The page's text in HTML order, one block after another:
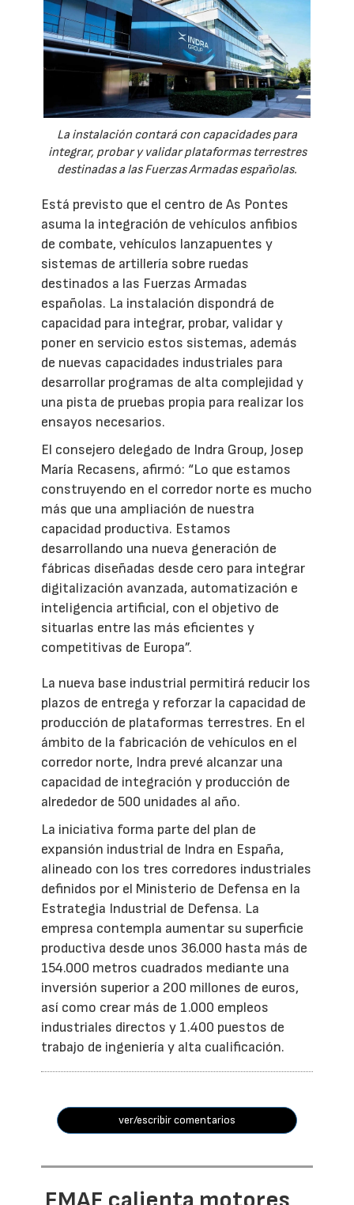
La instalación contará con capacidades para
integrar, probar y validar plataformas terrestres
destinadas a las Fuerzas Armadas españolas.
Está previsto que el centro de As Pontes
asuma la integración de vehículos anfibios
de combate, vehículos lanzapuentes y
sistemas de artillería sobre ruedas
destinados a las Fuerzas Armadas
españolas. La instalación dispondrá de
capacidad para integrar, probar, validar y
poner en servicio estos sistemas, además
de nuevas capacidades industriales para
desarrollar programas de alta complejidad y
una pista de pruebas propia para realizar los
ensayos necesarios.
El consejero delegado de Indra Group, Josep
María Recasens, afirmó: “Lo que estamos
construyendo en el corredor norte es mucho
más que una ampliación de nuestra
capacidad productiva. Estamos
desarrollando una nueva generación de
fábricas diseñadas desde cero para integrar
digitalización avanzada, automatización e
inteligencia artificial, con el objetivo de
situarlas entre las más eficientes y
competitivas de Europa”.
La nueva base industrial permitirá reducir los
plazos de entrega y reforzar la capacidad de
producción de plataformas terrestres. En el
ámbito de la fabricación de vehículos en el
corredor norte, Indra prevé alcanzar una
capacidad de integración y producción de
alrededor de 500 unidades al año.
La iniciativa forma parte del plan de
expansión industrial de Indra en España,
alineado con los tres corredores industriales
definidos por el Ministerio de Defensa en la
Estrategia Industrial de Defensa. La
empresa contempla aumentar su superficie
productiva desde unos 36.000 hasta más de
154.000 metros cuadrados mediante una
inversión superior a 200 millones de euros,
así como crear más de 1.000 empleos
industriales directos y 1.400 puestos de
trabajo de ingeniería y alta cualificación.
ver/escribir comentarios